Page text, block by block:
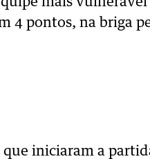
4 pontos, na briga
que iniciaram a